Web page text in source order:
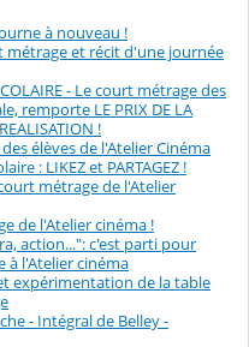
à nouveau !
métrage et récit d'une journée
- Le court métrage des
remporte LE PRIX DE LA
!
élèves de l'Atelier Cinéma
: LIKEZ et PARTAGEZ !
métrage de l'Atelier
de l'Atelier cinéma !
action...": c'est parti pour
à l'Atelier cinéma
expérimentation de la table
- Intégral de Belley -